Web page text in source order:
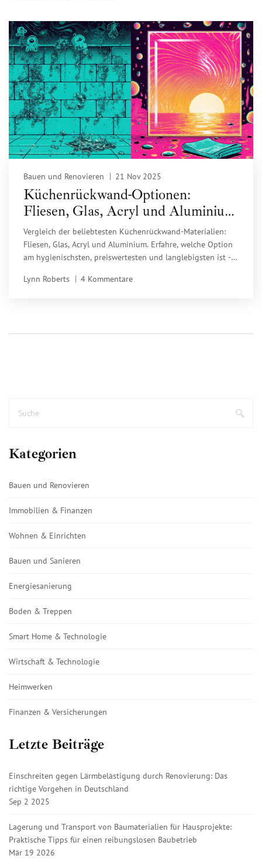
Bauen und Renovieren 21 Nov 2025
Küchenrückwand-Optionen:
Fliesen, Glas, Acryl und Aluminium
im Praxis-Vergleich
Vergleich der beliebtesten Küchenrückwand-Materialien:
Fliesen, Glas, Acryl und Aluminium. Erfahre, welche Option
am hygienischsten, preiswertesten und langlebigsten ist -
Lynn Roberts
4 Kommentare
Kategorien
Bauen und Renovieren
Immobilien & Finanzen
Wohnen & Einrichten
Bauen und Sanieren
Energiesanierung
Boden & Treppen
Smart Home & Technologie
Wirtschaft & Technologie
Heimwerken
Finanzen & Versicherungen
Letzte Beiträge
Einschreiten gegen Lärmbelästigung durch Renovierung: Das
richtige Vorgehen in Deutschland
Sep 2 2025
Lagerung und Transport von Baumaterialien für Hausprojekte:
Praktische Tipps für einen reibungslosen Baubetrieb
Mär 19 2026